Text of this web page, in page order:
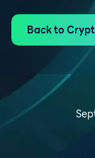
Back to